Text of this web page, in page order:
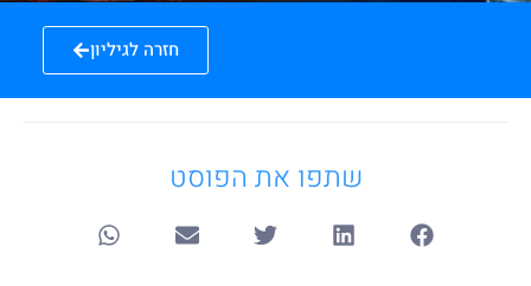
חזרה לגיליון
שתפו את הפוסט